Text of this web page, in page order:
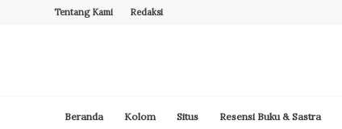
Tentang Kami Redaksi
Beranda Kolom Situs Resensi Buku & Sastra